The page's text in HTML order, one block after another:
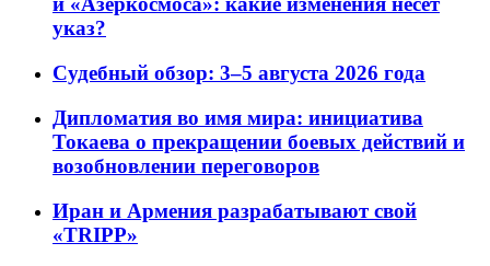
указ?
Судебный обзор: 3–5 августа 2026 года
Дипломатия во имя мира: инициатива
Токаева о прекращении боевых действий и
возобновлении переговоров
Иран и Армения разрабатывают свой
«TRIPP»